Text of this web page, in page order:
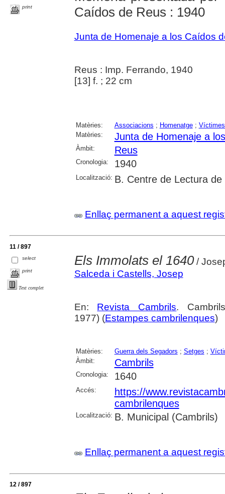
print
Caídos de Reus : 1940
Junta de Homenaje a los Caídos
Reus : Imp. Ferrando, 1940
[13] f. ; 22 cm
Matèries: Associacions ; Homenatge;
Matèries:
Junta de Homenaje a
Àmbit: Reus
Cronologia: 1940
Localització: B. Centre de Lectura de
Enllaç permanent a aquest
11 / 897
select
print
Text complet
Els Immolats el 1640/
Salceda i Castells, Josep
En: Revista Cambrils.
1977) (Estampes cambrilenques)
Matèries: Guerra dels Segadors ; Setges ;
Àmbit:
Cambrils
Cronologia: 1640
Accés:
https://
cambrilenques
Localització: B. Municipal (Cambrils)
Enllaç permanent a aquest
12 / 897